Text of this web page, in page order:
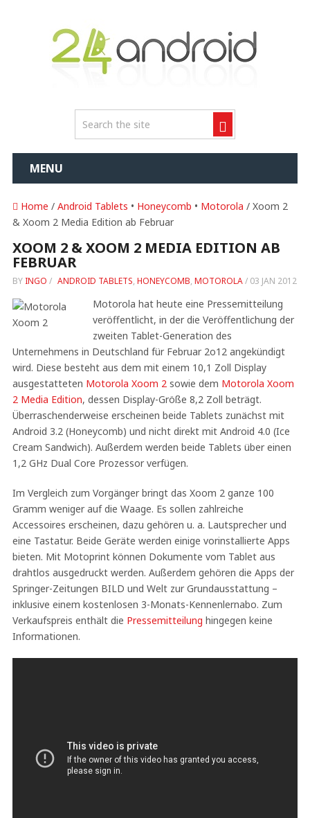
MENU
Home / Android Tablets • Honeycomb • Motorola / Xoom 2
& Xoom 2 Media Edition ab Februar
XOOM 2 & XOOM 2 MEDIA EDITION AB
FEBRUAR
BY INGO / ANDROID TABLETS, HONEYCOMB, MOTOROLA/ 03 JAN 2012
Motorola hat heute eine Pressemitteilung
veröffentlicht, in der die Veröffentlichung der
zweiten Tablet-Generation des
Unternehmens in Deutschland für Februar 2o12 angekündigt
wird. Diese besteht aus dem mit einem 10,1 Zoll Display
ausgestatteten Motorola Xoom 2sowie dem Motorola Xoom
2 Media Edition, dessen Display-Größe 8,2 Zoll beträgt.
Überraschenderweise erscheinen beide Tablets zunächst mit
Android 3.2 (Honeycomb) und nicht direkt mit Android 4.0 (Ice
Cream Sandwich). Außerdem werden beide Tablets über einen
1,2 GHz Dual Core Prozessor verfügen.
Im Vergleich zum Vorgänger bringt das Xoom 2 ganze 100
Gramm weniger auf die Waage. Es sollen zahlreiche
Accessoires erscheinen, dazu gehören u. a. Lautsprecher und
eine Tastatur. Beide Geräte werden einige vorinstallierte Apps
bieten. Mit Motoprint können Dokumente vom Tablet aus
drahtlos ausgedruckt werden. Außerdem gehören die Apps der
Springer-Zeitungen BILD und Welt zur Grundausstattung –
inklusive einem kostenlosen 3-Monats-Kennenlernabo. Zum
Verkaufspreis enthält die Pressemitteilung hingegen keine
Informationen.